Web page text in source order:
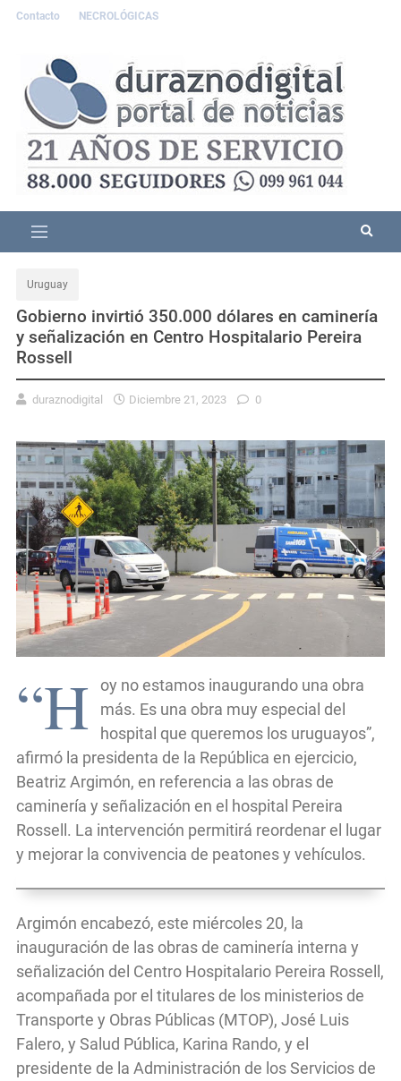
Contacto NECROLÓGICAS
Uruguay
Gobierno invirtió 350.000 dólares en caminería
y señalización en Centro Hospitalario Pereira
Rossell
duraznodigital Diciembre 21, 2023 0
“H
oy no estamos inaugurando una obra
más. Es una obra muy especial del
hospital que queremos los uruguayos”,
afirmó la presidenta de la República en ejercicio,
Beatriz Argimón, en referencia a las obras de
caminería y señalización en el hospital Pereira
Rossell. La intervención permitirá reordenar el lugar
y mejorar la convivencia de peatones y vehículos.
Argimón encabezó, este miércoles 20, la
inauguración de las obras de caminería interna y
señalización del Centro Hospitalario Pereira Rossell,
acompañada por el titulares de los ministerios de
Transporte y Obras Públicas (MTOP), José Luis
Falero, y Salud Pública, Karina Rando, y el
presidente de la Administración de los Servicios de